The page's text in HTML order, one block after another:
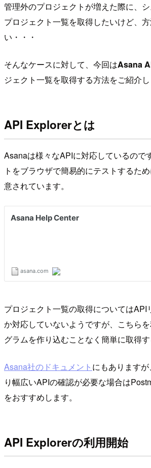
管理外のプロジェクトが増えた際に、
プロジェクト一覧を取得したいけど、
い・・・
そんなケースに対して、今回はAsana
ジェクト一覧を取得する方法をご紹介し
API Explorerとは
Asanaは様々なAPIに対応しているので
トをブラウザで簡易的にテストするた
意されています。
プロジェクト一覧の取得についてはAPI
か対応していないようですが、こちら
グラムを作り込むことなく簡単に取得す
Asana社のドキュメント にもあります
り幅広いAPIの確認が必要な場合は
をおすすめします。
API Explorerの利用開始